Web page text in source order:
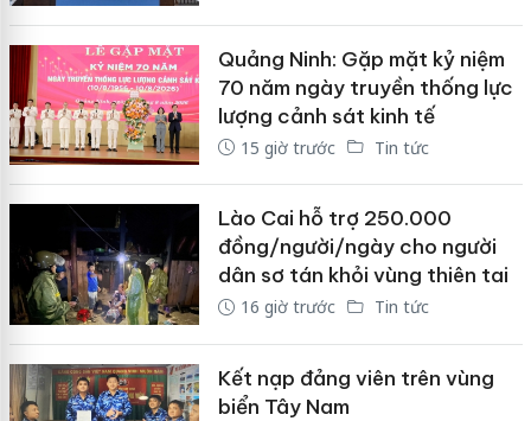
Quảng Ninh: Gặp mặt kỷ niệm
70 năm ngày truyền thống lực
lượng cảnh sát kinh tế
15 giờ trước Tin tức
Lào Cai hỗ trợ 250.000
đồng/người/ngày cho người
dân sơ tán khỏi vùng thiên tai
16 giờ trước Tin tức
Kết nạp đảng viên trên vùng
biển Tây Nam